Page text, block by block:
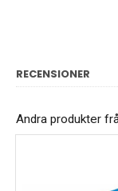
RECENSIONER
Andra produkter